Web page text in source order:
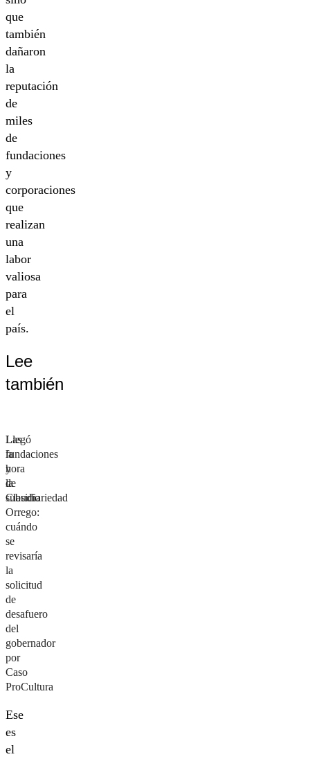
que
también
dañaron
la
reputación
de
miles
de
fundaciones
y
corporaciones
que
realizan
una
labor
valiosa
para
el
país.
Lee
también
Las
fundaciones
y
la
subsidiariedad
Llegó
la
hora
de
Claudio
Orrego:
cuándo
se
revisaría
la
solicitud
de
desafuero
del
gobernador
por
Caso
ProCultura
Ese
es
el